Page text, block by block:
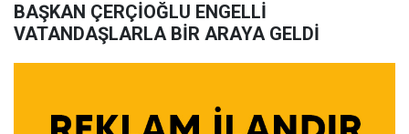
BAŞKAN ÇERÇİOĞLU ENGELLİ
VATANDAŞLARLA BİR ARAYA GELDİ